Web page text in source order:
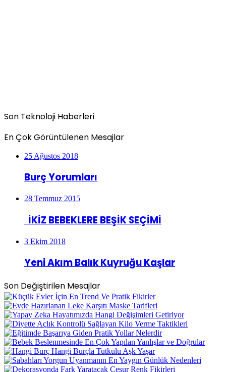
Son Teknoloji Haberleri
En Çok Görüntülenen Mesajlar
25 Ağustos 2018
Burç Yorumları
28 Temmuz 2015
İKİZ BEBEKLERE BEŞİK SEÇİMİ
3 Ekim 2018
Yeni Akım Balık Kuyruğu Kaşlar
Son Değiştirilen Mesajlar